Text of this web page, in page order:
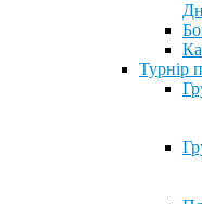
Турнір